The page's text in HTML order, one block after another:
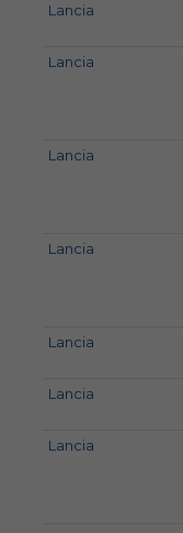
Lancia
Lancia
Lancia
Lancia
Lancia
Lancia
Lancia